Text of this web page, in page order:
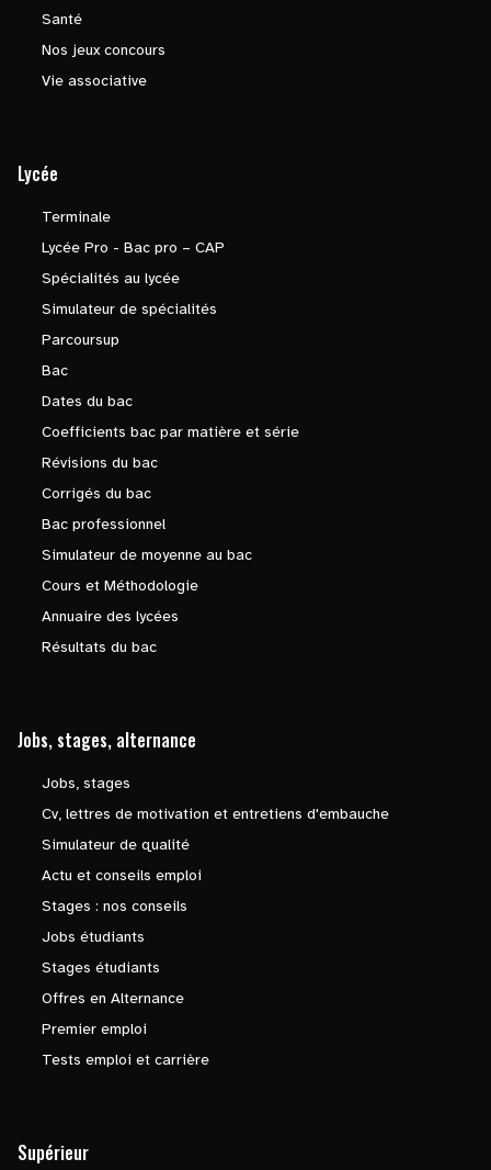
Santé
Nos jeux concours
Vie associative
Lycée
Terminale
Lycée Pro - Bac pro – CAP
Spécialités au lycée
Simulateur de spécialités
Parcoursup
Bac
Dates du bac
Coefficients bac par matière et série
Révisions du bac
Corrigés du bac
Bac professionnel
Simulateur de moyenne au bac
Cours et Méthodologie
Annuaire des lycées
Résultats du bac
Jobs, stages, alternance
Jobs, stages
Cv, lettres de motivation et entretiens d'embauche
Simulateur de qualité
Actu et conseils emploi
Stages : nos conseils
Jobs étudiants
Stages étudiants
Offres en Alternance
Premier emploi
Tests emploi et carrière
Supérieur